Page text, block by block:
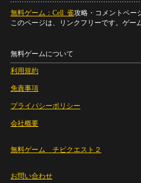
無料ゲーム：Cell_雀攻略・コメントペー
このページは、リンクフリーです。ゲー
無料ゲームについて
利用規約
免責事項
プライバシーポリシー
会社概要
無料ゲーム チビクエスト２
お問い合わせ